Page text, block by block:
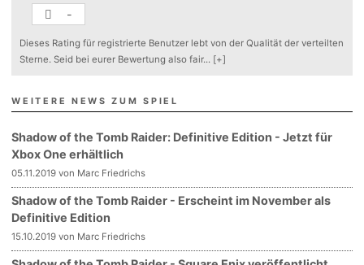
-
Dieses Rating für registrierte Benutzer lebt von der Qualität der verteilten
Sterne. Seid bei eurer Bewertung also fair... [+]
WEITERE NEWS ZUM SPIEL
Shadow of the Tomb Raider: Definitive Edition - Jetzt für
Xbox One erhältlich
05.11.2019 von Marc Friedrichs
Shadow of the Tomb Raider - Erscheint im November als
Definitive Edition
15.10.2019 von Marc Friedrichs